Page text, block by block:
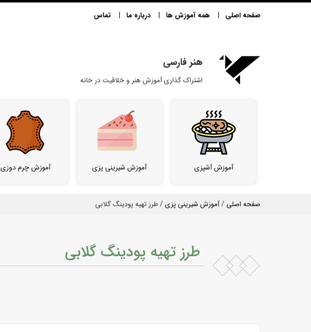
صفحه اصلی همه آموزش ها درباره ما تماس
هنر فارسی
اشتراک گذاری آموزش هنر و خلاقیت در خانه
آموزش آشپزی آموزش شیرینی پزی آموزش چرم دوزی
صفحه اصلی /آموزش شیرینی پزی/ طرز تهیه پودینگ گلابی
طرز تهیه پودینگ گلابی